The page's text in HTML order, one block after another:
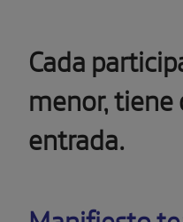
Cada
menor, tiene
entrada.